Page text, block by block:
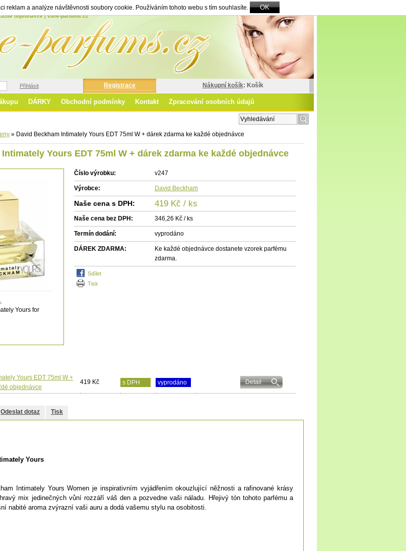
reklam a analýze návštěvnosti soubory cookie. Používáním tohoto webu s tím souhlasíte. OK
objednávce | vune-parfums.cz
Přihlásit Registrace Nákupní košík: Košík
DÁRKY Obchodní podmínky Kontakt Zpracování osobních údajů
» David Beckham Intimately Yours EDT 75ml W + dárek zdarma ke každé objednávce
Yours EDT 75ml W + dárek zdarma ke každé objednávce
Yours for
Číslo výrobku: v247
Výrobce: David Beckham
Naše cena s DPH: 419 Kč / ks
Naše cena bez DPH: 346,26 Kč / ks
Termín dodání: vyprodáno
DÁREK ZDARMA:
Ke každé objednávce dostanete vzorek parfému
zdarma.
sdílet
tisk
Yours EDT 75ml W +
objednávce
419 Kč s DPH vyprodáno Detail
Odeslat dotaz Tisk
Yours
Intimately Yours Women je inspirativním vyjádřením okouzlující něžnosti a rafinované krásy
mix jedinečných vůní rozzáří váš den a pozvedne vaši náladu. Hřejivý tón tohoto parfému a
nabité aroma zvýrazní vaši auru a dodá vašemu stylu na osobitosti.